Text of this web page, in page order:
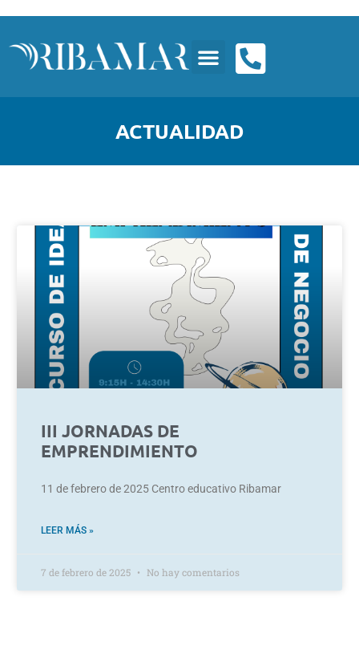
ACTUALIDAD
III JORNADAS DE
EMPRENDIMIENTO
11 de febrero de 2025 Centro educativo Ribamar
LEER MÁS »
7 de febrero de 2025 No hay comentarios